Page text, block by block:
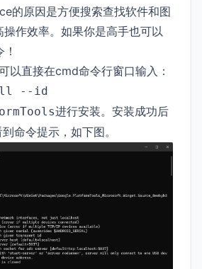
的原因是方便搜索查找软件和图
作效率。如果你是高手也可以
以直接在cmd命令行窗口输入：
--id
进行安装。安装成功后
命令提示，如下图。